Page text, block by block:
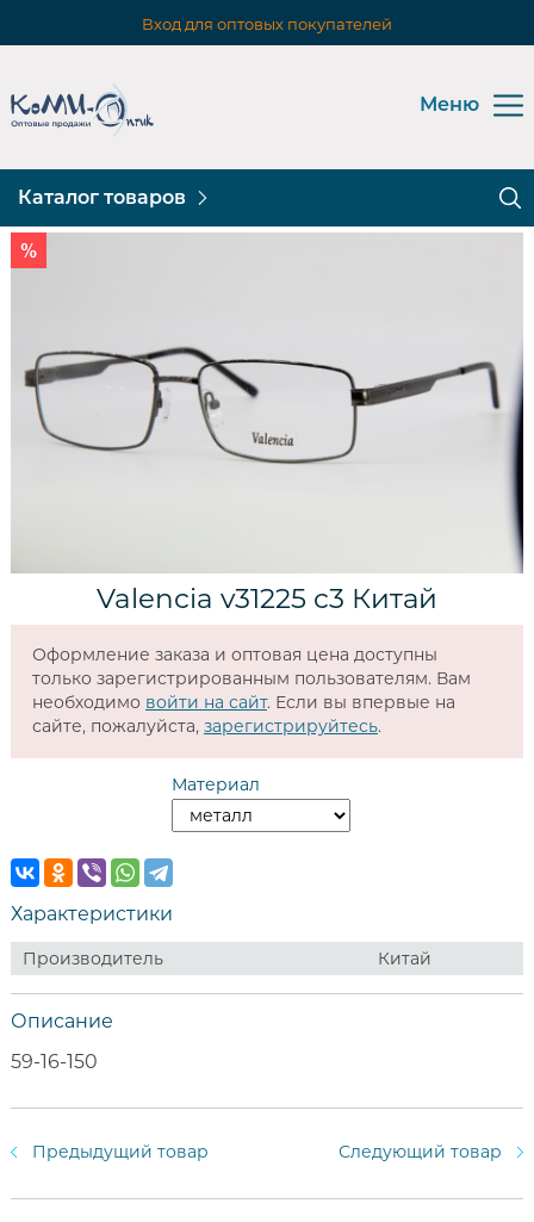
Вход для оптовых покупателей
Меню
Каталог товаров
Valencia v31225 c3 Китай
Оформление заказа и оптовая цена доступны
только зарегистрированным пользователям. Вам
необходимо войти на сайт. Если вы впервые на
сайте, пожалуйста, зарегистрируйтесь.
Материал
Характеристики
Производитель Китай
Описание
59-16-150
Предыдущий товар Следующий товар